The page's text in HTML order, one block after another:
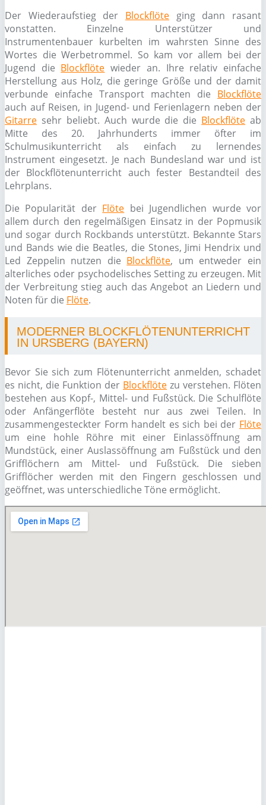
Der Wiederaufstieg der Blockflöte ging dann rasant
vonstatten. Einzelne Unterstützer und
Instrumentenbauer kurbelten im wahrsten Sinne des
Wortes die Werbetrommel. So kam vor allem bei der
Jugend die Blockflöte wieder an. Ihre relativ einfache
Herstellung aus Holz, die geringe Größe und der damit
verbunde einfache Transport machten die Blockflöte
auch auf Reisen, in Jugend- und Ferienlagern neben der
Gitarre sehr beliebt. Auch wurde die die Blockflöte ab
Mitte des 20. Jahrhunderts immer öfter im
Schulmusikunterricht als einfach zu lernendes
Instrument eingesetzt. Je nach Bundesland war und ist
der Blockflötenunterricht auch fester Bestandteil des
Lehrplans.
Die Popularität der Flöte bei Jugendlichen wurde vor
allem durch den regelmäßigen Einsatz in der Popmusik
und sogar durch Rockbands unterstützt. Bekannte Stars
und Bands wie die Beatles, die Stones, Jimi Hendrix und
Led Zeppelin nutzen die Blockflöte, um entweder ein
alterliches oder psychodelisches Setting zu erzeugen. Mit
der Verbreitung stieg auch das Angebot an Liedern und
Noten für die Flöte.
MODERNER BLOCKFLÖTENUNTERRICHT
IN URSBERG (BAYERN)
Bevor Sie sich zum Flötenunterricht anmelden, schadet
es nicht, die Funktion der Blockflöte zu verstehen. Flöten
bestehen aus Kopf-, Mittel- und Fußstück. Die Schulflöte
oder Anfängerflöte besteht nur aus zwei Teilen. In
zusammengesteckter Form handelt es sich bei der Flöte
um eine hohle Röhre mit einer Einlassöffnung am
Mundstück, einer Auslassöffnung am Fußstück und den
Grifflöchern am Mittel- und Fußstück. Die sieben
Grifflöcher werden mit den Fingern geschlossen und
geöffnet, was unterschiedliche Töne ermöglicht.